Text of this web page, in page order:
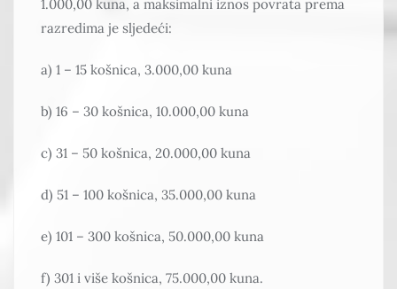
1.000,00 kuna, a maksimalni iznos povrata prema
razredima je sljedeći:
a) 1 – 15 košnica, 3.000,00 kuna
b) 16 – 30 košnica, 10.000,00 kuna
c) 31 – 50 košnica, 20.000,00 kuna
d) 51 – 100 košnica, 35.000,00 kuna
e) 101 – 300 košnica, 50.000,00 kuna
f) 301 i više košnica, 75.000,00 kuna.